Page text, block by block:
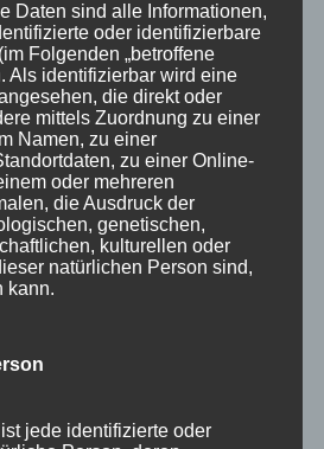
August 2026 in Oberstdorf
WM 2026 in Oberstdorf
– perfekter Frühlingsurlaub
2026
Daten sind alle Informationen,
oder identifizierbare
Folgenden „betroffene
Als identifizierbar wird eine
die direkt oder
mittels Zuordnung zu einer
Namen, zu einer
zu einer Online-
oder mehreren
die Ausdruck der
genetischen,
kulturellen oder
natürlichen Person sind,
kann.
jede identifizierte oder